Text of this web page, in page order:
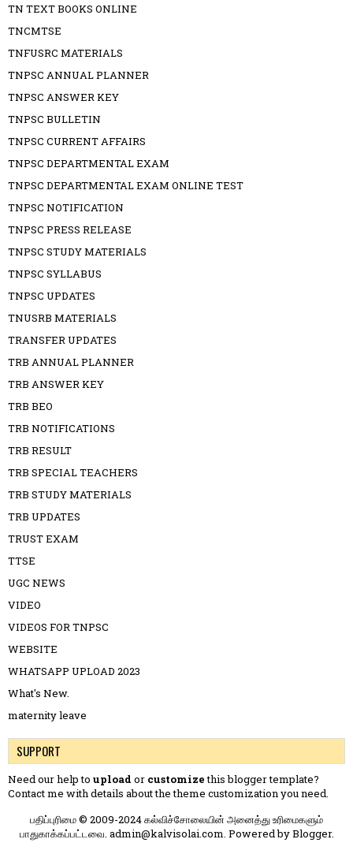
TN TEXT BOOKS ONLINE
TNCMTSE
TNFUSRC MATERIALS
TNPSC ANNUAL PLANNER
TNPSC ANSWER KEY
TNPSC BULLETIN
TNPSC CURRENT AFFAIRS
TNPSC DEPARTMENTAL EXAM
TNPSC DEPARTMENTAL EXAM ONLINE TEST
TNPSC NOTIFICATION
TNPSC PRESS RELEASE
TNPSC STUDY MATERIALS
TNPSC SYLLABUS
TNPSC UPDATES
TNUSRB MATERIALS
TRANSFER UPDATES
TRB ANNUAL PLANNER
TRB ANSWER KEY
TRB BEO
TRB NOTIFICATIONS
TRB RESULT
TRB SPECIAL TEACHERS
TRB STUDY MATERIALS
TRB UPDATES
TRUST EXAM
TTSE
UGC NEWS
VIDEO
VIDEOS FOR TNPSC
WEBSITE
WHATSAPP UPLOAD 2023
What's New.
maternity leave
SUPPORT
Need our help to upload or customizethis blogger template?
Contact me with details about the theme customization you need.
பதிப்புரிமை © 2009-2024 கல்விச்சோலையின் அனைத்து உரிமைகளும்
பாதுகாக்கப்பட்டவை. admin@kalvisolai.com. Powered byBlogger.